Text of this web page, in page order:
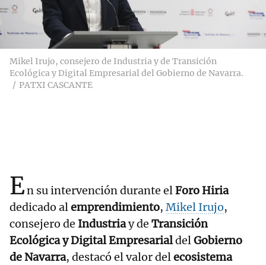
Mikel Irujo, consejero de Industria y de Transición
Ecológica y Digital Empresarial del Gobierno de Navarra.
PATXI CASCANTE
En su intervención durante elForo Hiria
dedicado alemprendimiento, Mikel Irujo,
consejero de Industriay de Transición
Ecológica y Digital EmpresarialdelGobierno
de Navarra, destacó el valor delecosistema